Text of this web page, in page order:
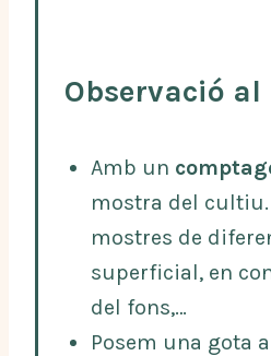
Observació
Amb un
mostra del
mostres de
superficial, en
del fons,…
Posem una gota